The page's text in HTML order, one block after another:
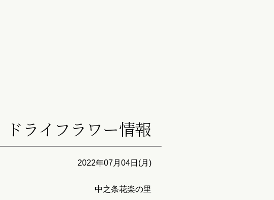
ドライフラワー情報
2022年07月04日(月)
中之条花楽の里